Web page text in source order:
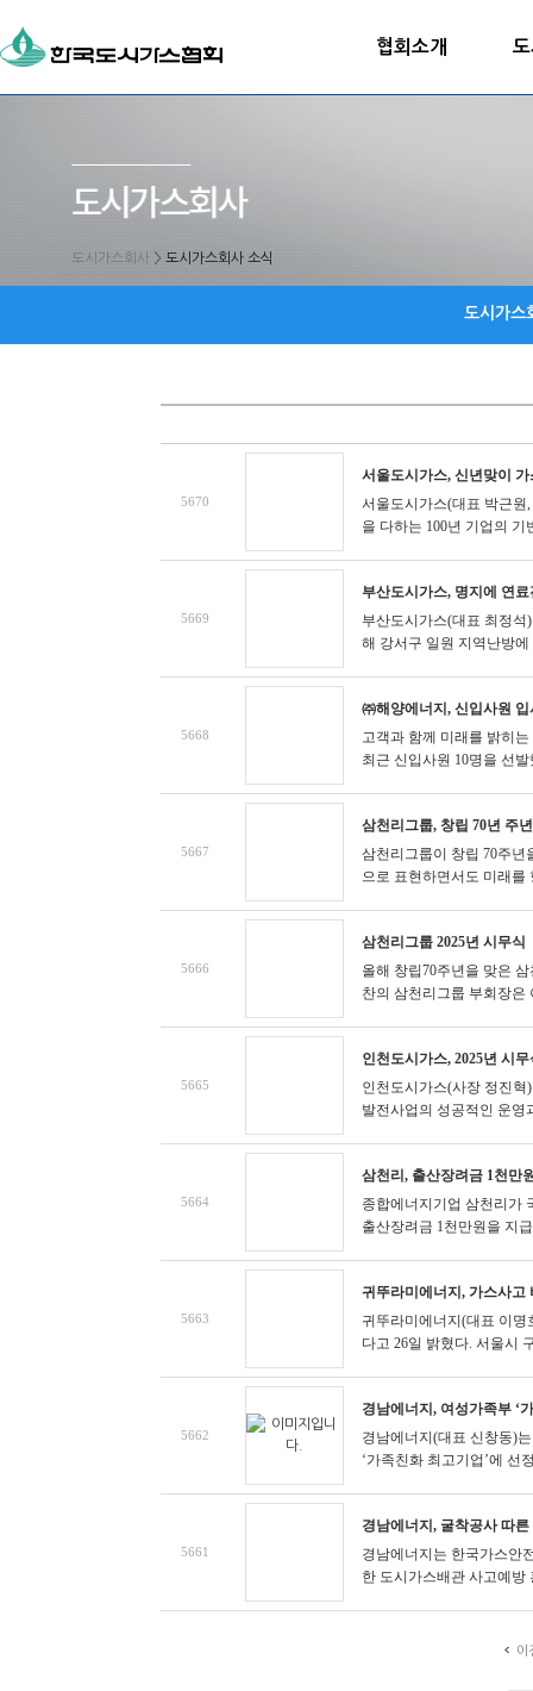
협회소개
도시가스회사 > 도시가스회사 소식
도시가스
5670
서울도시가스, 신년맞이
서울도시가스(대표 박근원
을 다하는 100년 기업의 기
5669
부산도시가스, 명지에 연
부산도시가스(대표 최정석
해 강서구 일원 지역난방
5668
㈜해양에너지, 신입사원
고객과 함께 미래를 밝히
최근 신입사원 10명을 선
5667
삼천리그룹, 창립 70년 주
삼천리그룹이 창립 70주년
으로 표현하면서도 미래를
5666
삼천리그룹 2025년 시무식
올해 창립70주년을 맞은
찬의 삼천리그룹 부회장은
5665
인천도시가스, 2025년 시
인천도시가스(사장 정진
발전사업의 성공적인 운영
5664
삼천리, 출산장려금 1천만
종합에너지기업 삼천리가
출산장려금 1천만원을 지
5663
귀뚜라미에너지, 가스사고
귀뚜라미에너지(대표 이명
다고 26일 밝혔다. 서울시
5662
경남에너지, 여성가족부 ‘
경남에너지(대표 신창동)
‘가족친화 최고기업’에 선
5661
경남에너지, 굴착공사 따
경남에너지는 한국가스안
한 도시가스배관 사고예방
이